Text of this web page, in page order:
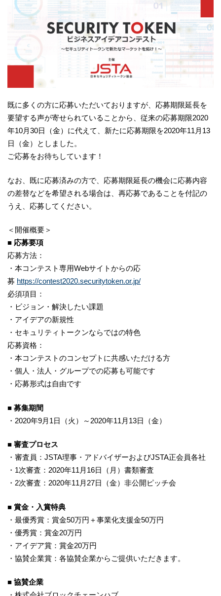
既に多くの方に応募いただいておりますが、応募期限延長を
要望する声が寄せられていることから、従来の応募期限2020
年10月30日（金）に代えて、新たに応募期限を2020年11月13
日（金）としました。
ご応募をお待ちしています！
なお、既に応募済みの方で、応募期限延長の機会に応募内容
の差替などを希望される場合は、再応募であることを付記の
うえ、応募してください。
＜開催概要＞
■ 応募要項
応募方法：
・本コンテスト専用Webサイトからの応
募 https://contest2020.securitytoken.or.jp/
必須項目：
・ビジョン・解決したい課題
・アイデアの新規性
・セキュリティトークンならではの特色
応募資格：
・本コンテストのコンセプトに共感いただける方
・個人・法人・グループでの応募も可能です
・応募形式は自由です
■ 募集期間
・2020年9月1日（火）～2020年11月13日（金）
■ 審査プロセス
・審査員：JSTA理事・アドバイザーおよびJSTA正会員各社
・1次審査：2020年11月16日（月）書類審査
・2次審査：2020年11月27日（金）非公開ピッチ会
■ 賞金・入賞特典
・最優秀賞：賞金50万円＋事業化支援金50万円
・優秀賞：賞金20万円
・アイデア賞：賞金20万円
・協賛企業賞：各協賛企業からご提供いただきます。
■ 協賛企業